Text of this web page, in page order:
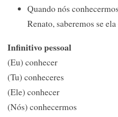
Quando nós
Renato, saberemos se
Infinitivo pessoal
(Eu) conhecer
(Tu) conheceres
(Ele) conhecer
(Nós) conhecermos